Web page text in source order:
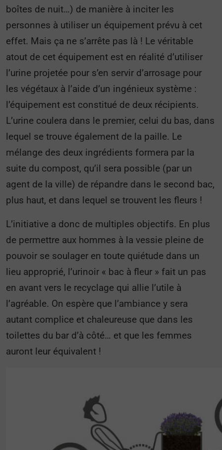
boîtes de nuit…) de manière à inciter les
personnes à utiliser un équipement prévu à cet
effet. Mais ça ne s’arrête pas là ! Le véritable
atout de cet équipement est en réalité d’utiliser
l’urine projetée pour s’en servir d’arrosage pour
les végétaux à l’aide d’un ingénieux système :
l’équipement est constitué de deux récipients.
L’urine coulera dans le premier, celui du bas, dans
lequel se trouve également de la paille. Le
mélange des deux ingrédients formera par la
suite du compost, qu’il sera possible (par un
agent de la ville) de répandre dans le second bac,
plus haut, et dans lequel se trouvent les fleurs !
L’initiative a donc de multiples objectifs. En plus
de permettre aux hommes à la vessie pleine de
pouvoir se soulager en toute quiétude dans un
lieu approprié, l’urinoir « bac à fleur » fait un pas
en avant vers le recyclage qui allie l’utile à
l’agréable. On espère que l’ambiance y sera
autant complice et chaleureuse que dans les
toilettes du bar d’à côté… et que les femmes
auront leur équivalent !